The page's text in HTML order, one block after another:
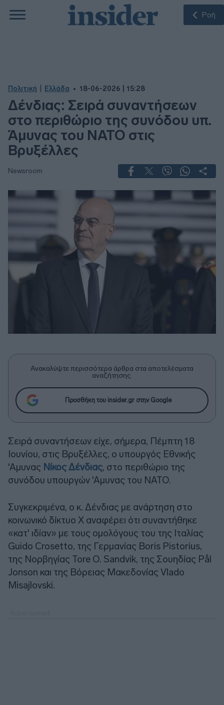
Ροή
Πολιτική Ελλάδα 18-06-2026 | 15:28
Δένδιας: Σειρά συναντήσεων
στο περιθώριο της συνόδου υπ.
Άμυνας του NATO στις
Βρυξέλλες
Newsroom
Ανακαλύψτε περισσότερα άρθρα στα αποτελέσματα
αναζήτησης.
Προσθήκη του insider.gr στην Google
Σειρά συναντήσεων είχε, σήμερα, Πέμπτη 18
Ιουνίου, στις Βρυξέλλες, ο υπουργός Εθνικής
'Αμυνας Νίκος Δένδιας, στο περιθώριο της
συνόδου υπουργών 'Αμυνας του NATO.
Συγκεκριμένα, ο κ. Δένδιας με ανάρτηση στο
κοινωνικό δίκτυο Χ αναφέρει ότι συναντήθηκε
«κατ' ιδίαν» με τους ομολόγους του της Ιταλίας
Guido Crosetto, της Γερμανίας Boris Pistorius,
της Νορβηγίας Tore O. Sandvik, της Σουηδίας Pål
Jonson και της Βόρειας Μακεδονίας Vlado
Misajlovski.